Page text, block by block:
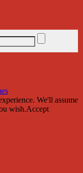
We'll assume
wish.Accept